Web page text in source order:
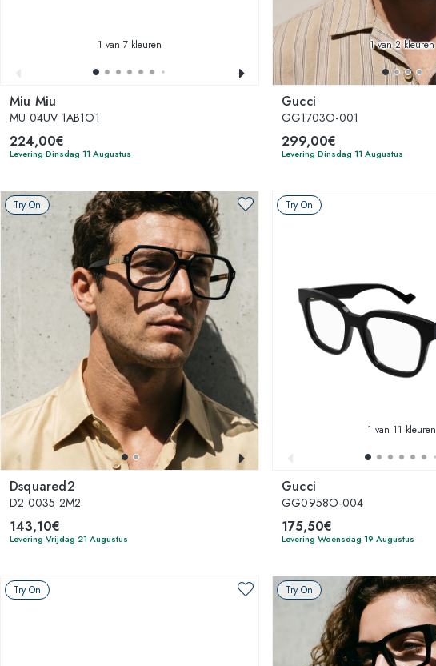
1 van 7 kleuren
Miu Miu
MU 04UV 1AB1O1
224,00€
Levering Dinsdag 11 Augustus
1van 2 kleuren
Gucci
GG1703O-001
299,00€
Levering Dinsdag 11 Augustus
Try On
Dsquared2
D2 0035 2M2
143,10€
Levering Vrijdag 21 Augustus
Try On
1 van 11 kleuren
Gucci
GG0958O-004
175,50€
Levering Woensdag 19 Augustus
Try On Try On